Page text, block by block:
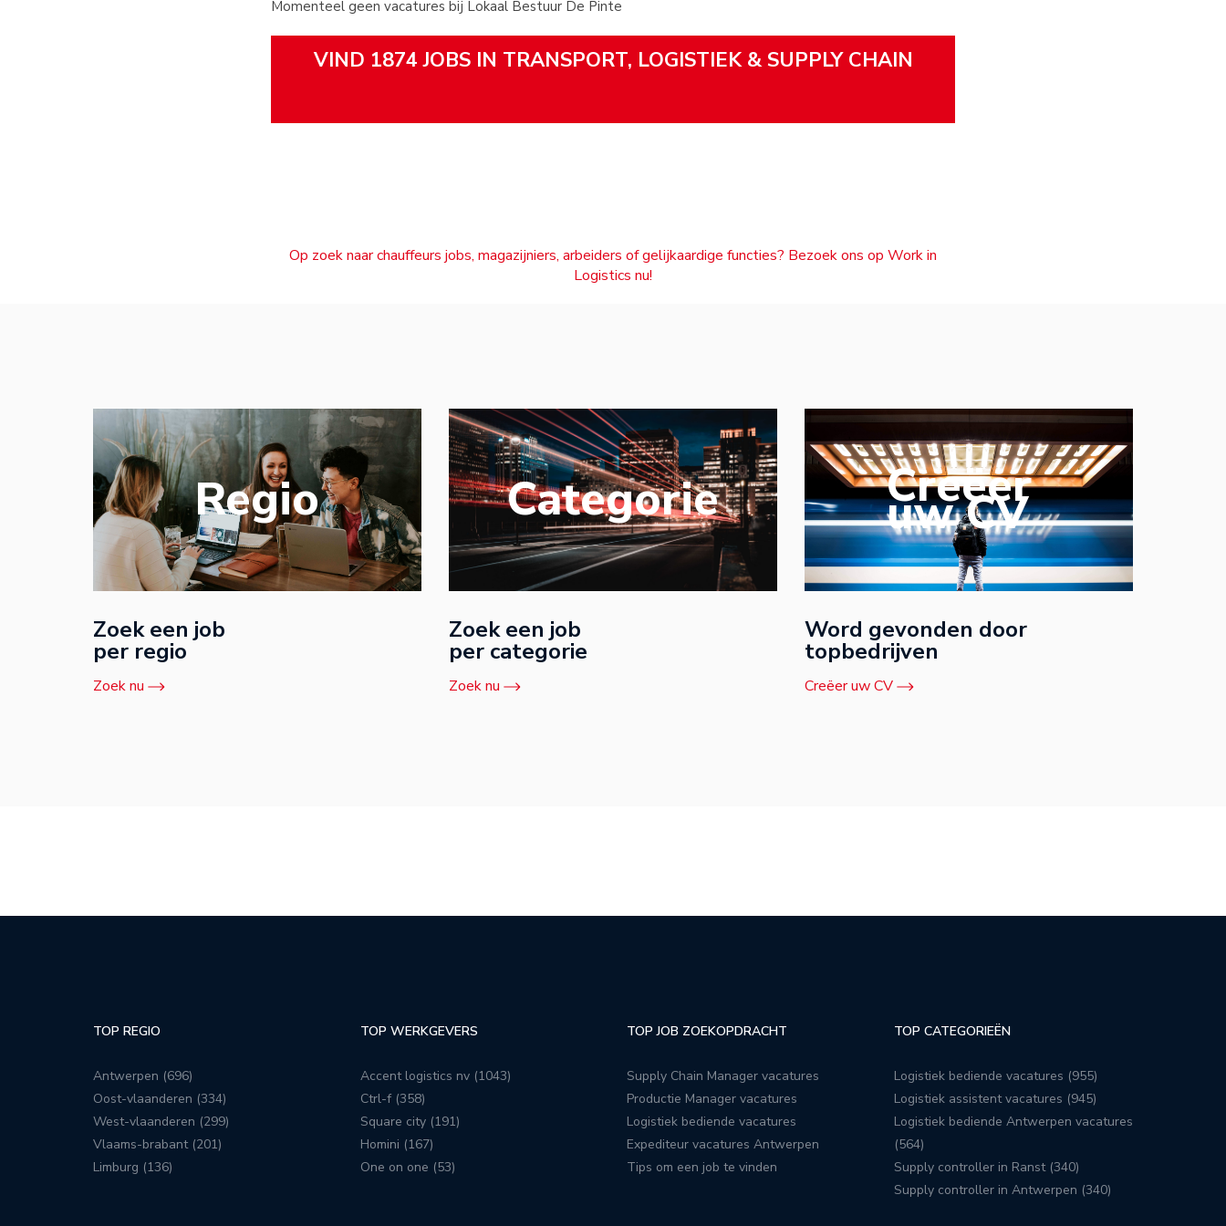
Momenteel geen vacatures bij Lokaal Bestuur De Pinte
VIND 1874 JOBS IN TRANSPORT, LOGISTIEK & SUPPLY CHAIN
Op zoek naar chauffeurs jobs, magazijniers, arbeiders of gelijkaardige functies? Bezoek ons op Work in
Logistics nu!
Regio
Zoek een job
per regio
Zoek nu
Categorie
Zoek een job
per categorie
Zoek nu
Creëer
uw CV
Word gevonden door
topbedrijven
Creëer uw CV
TOP REGIO
Antwerpen (696)
Oost-vlaanderen (334)
West-vlaanderen (299)
Vlaams-brabant (201)
Limburg (136)
TOP WERKGEVERS
Accent logistics nv (1043)
Ctrl-f (358)
Square city (191)
Homini (167)
One on one (53)
TOP JOB ZOEKOPDRACHT
Supply Chain Manager vacatures
Productie Manager vacatures
Logistiek bediende vacatures
Expediteur vacatures Antwerpen
Tips om een job te vinden
TOP CATEGORIEËN
Logistiek bediende vacatures (955)
Logistiek assistent vacatures (945)
Logistiek bediende Antwerpen vacatures
(564)
Supply controller in Ranst (340)
Supply controller in Antwerpen (340)